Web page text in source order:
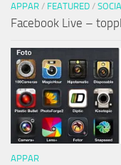
APPAR / FEATURED /
Facebook Live –
APPAR